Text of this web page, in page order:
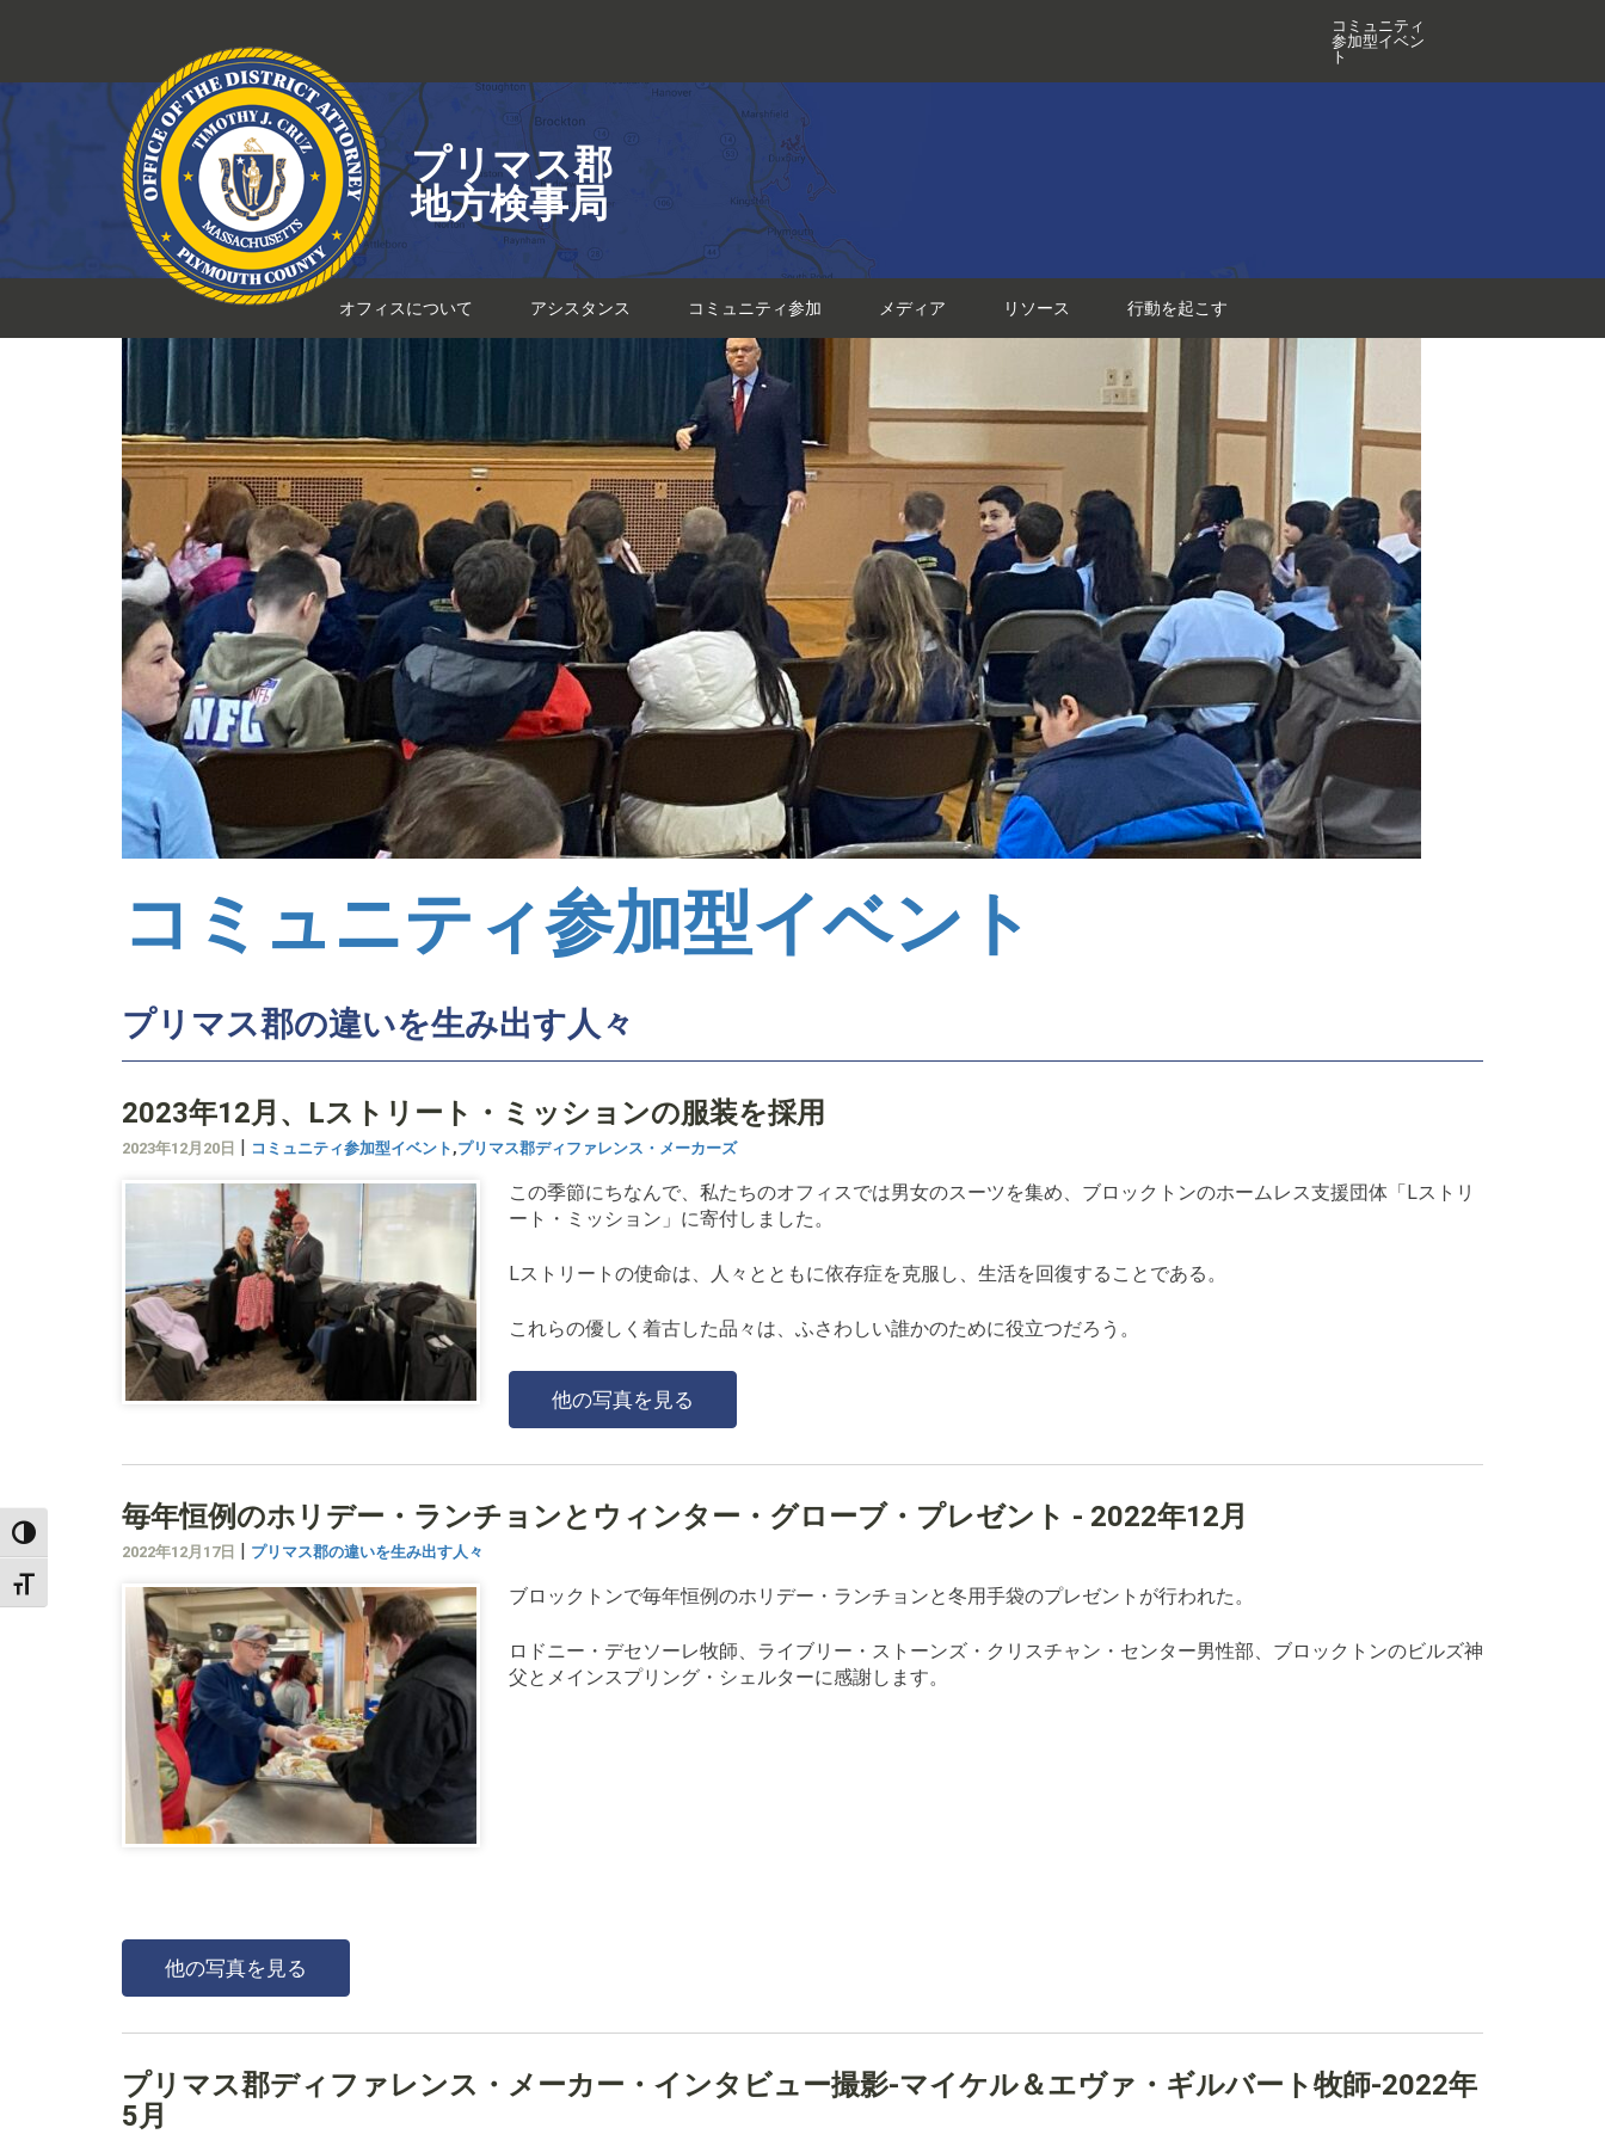
TOGGLE HIGH CONTRAST
TOGGLE FONT SIZE
ン
ツ
ス
キ
コミュニティ
参加型イベン
ト
プリマス郡
地方検事局
オフィスについて アシスタンス コミュニティ参加 メディア リソース 行動を起こす
コミュニティ参加型イベント
プリマス郡の違いを生み出す人々
2023年12月、Lストリート・ミッションの服装を採用
2023年12月20日 | コミュニティ参加型イベント ,プリマス郡ディファレンス・メーカーズ
この季節にちなんで、私たちのオフィスでは男女のスーツを集め、ブロックトンのホームレス支援団体「Lストリ
ート・ミッション」に寄付しました。
Lストリートの使命は、人々とともに依存症を克服し、生活を回復することである。
これらの優しく着古した品々は、ふさわしい誰かのために役立つだろう。
他の写真を見る
毎年恒例のホリデー・ランチョンとウィンター・グローブ・プレゼント - 2022年12月
2022年12月17日 | プリマス郡の違いを生み出す人々
ブロックトンで毎年恒例のホリデー・ランチョンと冬用手袋のプレゼントが行われた。
ロドニー・デセソーレ牧師、ライブリー・ストーンズ・クリスチャン・センター男性部、ブロックトンのビルズ神
父とメインスプリング・シェルターに感謝します。
他の写真を見る
プリマス郡ディファレンス・メーカー・インタビュー撮影-マイケル＆エヴァ・ギルバート牧師-2022年
5月